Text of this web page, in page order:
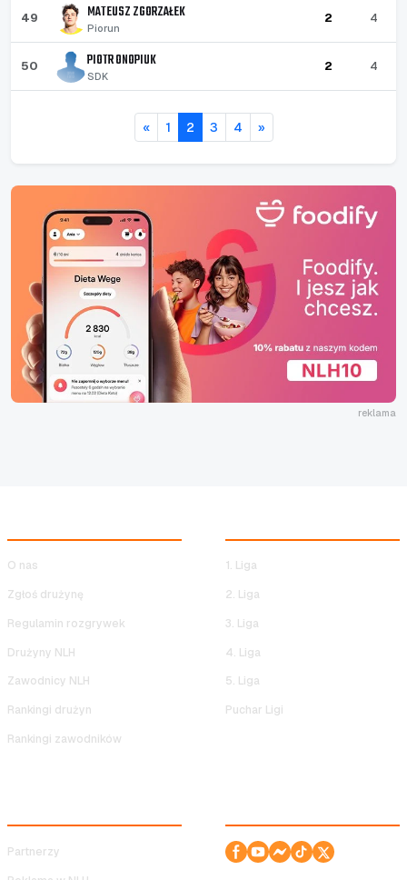
49 MATEUSZ ZGORZAŁEK
Piorun
2 4
50 PIOTR ONOPIUK
SDK
2 4
« 1 2 3 4 »
reklama
O nas
Zgłoś drużynę
Regulamin rozgrywek
Drużyny NLH
Zawodnicy NLH
Rankingi drużyn
Rankingi zawodników
1. Liga
2. Liga
3. Liga
4. Liga
5. Liga
Puchar Ligi
Partnerzy